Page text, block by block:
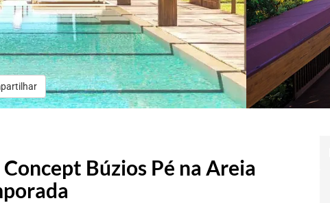
Búzios Pé na Areia